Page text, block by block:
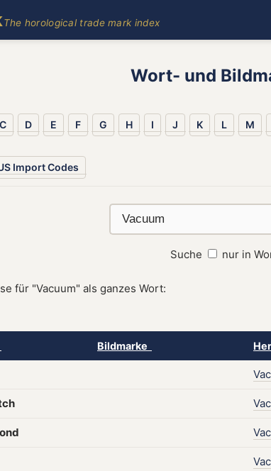
The horological trade mark index
Wort- und
C D E F G H I J K L M
Import Codes
Suche nur in
für "Vacuum" als ganzes Wort:
Bildmarke